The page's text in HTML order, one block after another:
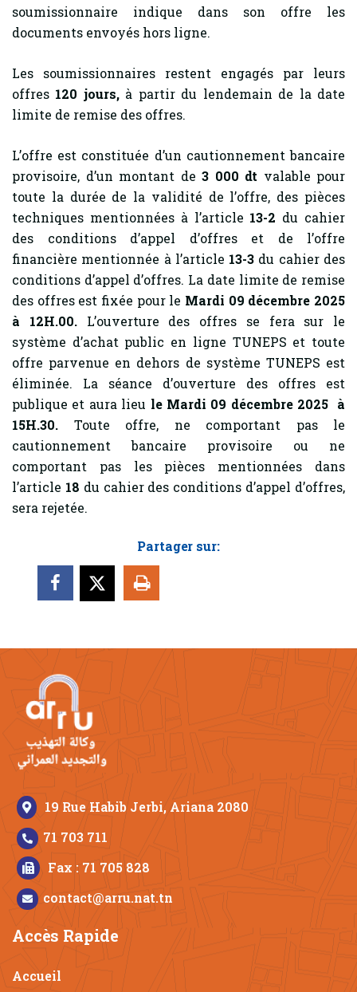
soumissionnaire indique dans son offre les
documents envoyés hors ligne.
Les soumissionnaires restent engagés par leurs
offres 120 jours,à partir du lendemain de la date
limite de remise des offres.
L’offre est constituée d’un cautionnement bancaire
provisoire, d’un montant de 3 000 dt valable pour
toute la durée de la validité de l’offre, des pièces
techniques mentionnées à l’article 13-2 du cahier
des conditions d’appel d’offres et de l’offre
financière mentionnée à l’article 13-3 du cahier des
conditions d’appel d’offres. La date limite de remise
des offres est fixée pour le Mardi 09 décembre 2025
à 12H.00. L’ouverture des offres se fera sur le
système d’achat public en ligne TUNEPS et toute
offre parvenue en dehors de système TUNEPS est
éliminée. La séance d’ouverture des offres est
publique et aura lieu le Mardi 09 décembre 2025 à
15H.30. Toute offre, ne comportant pas le
cautionnement bancaire provisoire ou ne
comportant pas les pièces mentionnées dans
l’article 18 du cahier des conditions d’appel d’offres,
sera rejetée.
Partager sur:
19 Rue Habib Jerbi, Ariana 2080
71 703 711
Fax : 71 705 828
contact@arru.nat.tn
Accès Rapide
Accueil